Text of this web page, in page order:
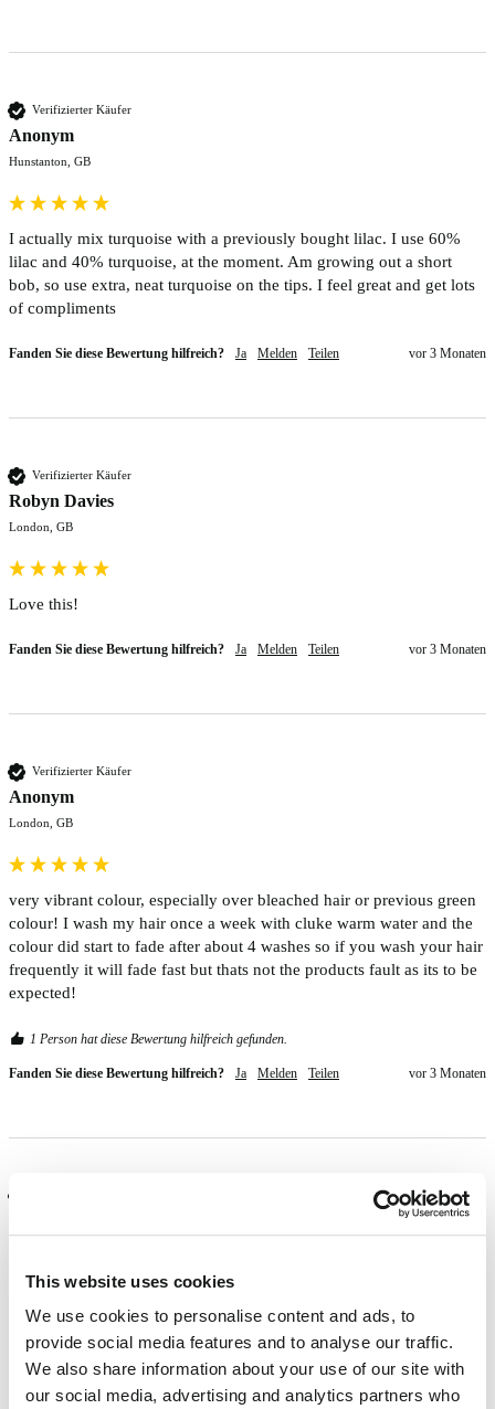
This website uses cookies
We use cookies to personalise content and ads, to
provide social media features and to analyse our traffic.
We also share information about your use of our site with
our social media, advertising and analytics partners who
Verifizierter Käufer
Anonym
Hunstanton, GB
I actually mix turquoise with a previously bought lilac. I use 60%
lilac and 40% turquoise, at the moment. Am growing out a short
bob, so use extra, neat turquoise on the tips. I feel great and get lots
of compliments
Fanden Sie diese Bewertung hilfreich? Ja Melden Teilen vor 3 Monaten
Verifizierter Käufer
Robyn Davies
London, GB
Love this!
Fanden Sie diese Bewertung hilfreich? Ja Melden Teilen vor 3 Monaten
Verifizierter Käufer
Anonym
London, GB
very vibrant colour, especially over bleached hair or previous green
colour! I wash my hair once a week with cluke warm water and the
colour did start to fade after about 4 washes so if you wash your hair
frequently it will fade fast but thats not the products fault as its to be
expected!
1 Person hat diese Bewertung hilfreich gefunden.
Fanden Sie diese Bewertung hilfreich? Ja Melden Teilen vor 3 Monaten
my favourite colour for my hair. Always getting compliments on this
amazing colour.
2 Personen haben diese Bewertung hilfreich gefunden.